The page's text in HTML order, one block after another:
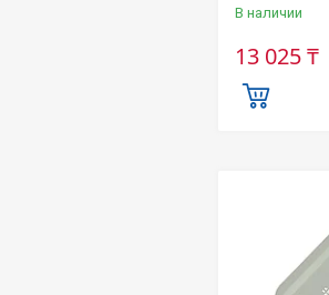
В наличии
13 025 ₸